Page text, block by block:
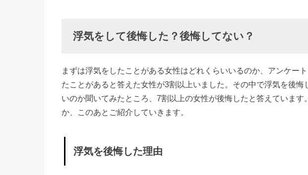
浮
後
悔
し
由
浮気をして後悔した？後悔してない？
まずは浮気をしたことがある女性はどれくらいいるのか、アンケー
たことがあると答えた女性が3割以上いました。その中で浮気を後悔
いのか聞いてみたところ、7割以上の女性が後悔したと答えていま
か、このあとご紹介していきます。
浮気を後悔した理由